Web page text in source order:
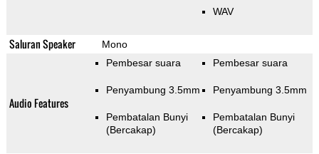
WAV
Saluran Speaker Mono
Audio Features
Pembesar suara
Penyambung 3.5mm
Pembatalan Bunyi
(Bercakap)
Pembesar suara
Penyambung 3.5mm
Pembatalan Bunyi
(Bercakap)